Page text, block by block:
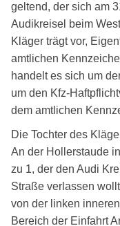
geltend, der sich am
Audikreisel beim
Kläger trägt vor,
amtlichen
handelt es sich um
um den Kfz-
dem amtlichen
Die Tochter des
An der Hollerstaude
zu 1, der den Audi
Straße verlassen
von der linken
Bereich der Einfahrt